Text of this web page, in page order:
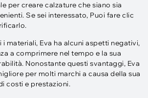
per creare calzature che siano sia
Se sei interessato, Puoi fare clic
materiali, Eva ha alcuni aspetti negativi,
a comprimere nel tempo e la sua
Nonostante questi svantaggi, Eva
per molti marchi a causa della sua
costi e prestazioni.